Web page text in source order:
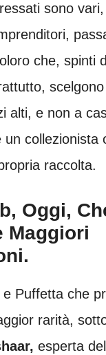
sono
che, spinti
alti, e non a
un collezionista
raccolta.
Oggi,
Maggiori
Puffetta che
rarità,
esperta